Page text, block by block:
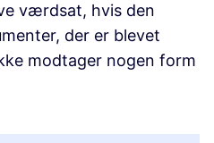
værdsat, hvis den
der er blevet
modtager nogen form